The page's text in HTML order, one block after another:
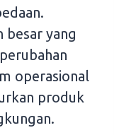
besar yang
operasional
produk